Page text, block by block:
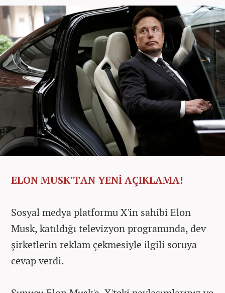
ELON MUSK'TAN YENİ AÇIKLAMA!
Sosyal medya platformu X'in sahibi Elon
Musk, katıldığı televizyon programında, dev
şirketlerin reklam çekmesiyle ilgili soruya
cevap verdi.